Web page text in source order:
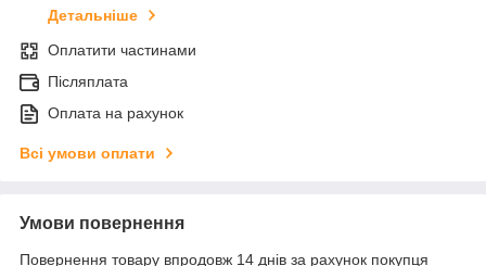
Детальніше
Оплатити частинами
Післяплата
Оплата на рахунок
Всі умови оплати
Умови повернення
Повернення товару впродовж 14 днів за рахунок покупця